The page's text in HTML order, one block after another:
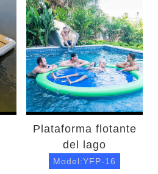
Plataforma flotante
del lago
Model:YFP-16